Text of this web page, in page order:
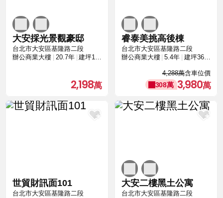
大安採光景觀豪邸
台北市大安區基隆路二段
辦公商業大樓
20.7年 建坪14.54
2,198
睿泰美挑高後棟
台北市大安區基隆路二段
辦公商業大樓
5.4年 建坪36.16
4,288萬含車位價
308萬 3,980
世貿財訊面101
台北市大安區基隆路二段
大安二樓黑土公寓
台北市大安區基隆路二段